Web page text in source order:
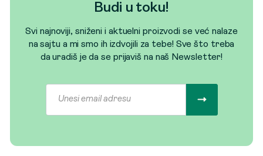
Budi u toku!
Svi najnoviji, sniženi i aktuelni proizvodi se već nalaze
na sajtu a mi smo ih izdvojili za tebe! Sve što treba
da uradiš je da se prijaviš na naš Newsletter!